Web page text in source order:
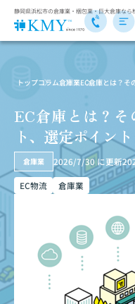
静岡県浜松市の倉庫業・梱包業・巨大倉庫なら
トップコラム倉庫業EC倉庫とは？
EC倉庫とは？
ト、選定ポイン
倉庫業 2026/7/30 に更新
EC物流
倉庫業